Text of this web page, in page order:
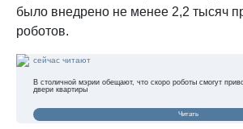
было внедрено не менее 2,2 тысяч
роботов.
сейчас читают
В столичной мэрии обещают, что скоро роботы смогут
двери квартиры
Читать